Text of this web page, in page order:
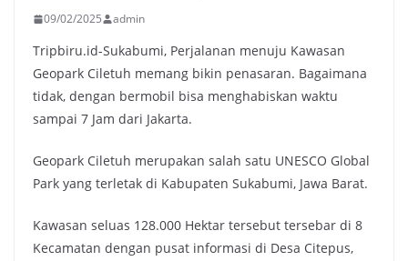
09/02/2025 admin
Tripbiru.id-Sukabumi, Perjalanan menuju Kawasan
Geopark Ciletuh memang bikin penasaran. Bagaimana
tidak, dengan bermobil bisa menghabiskan waktu
sampai 7 Jam dari Jakarta.
Geopark Ciletuh merupakan salah satu UNESCO Global
Park yang terletak di Kabupaten Sukabumi, Jawa Barat.
Kawasan seluas 128.000 Hektar tersebut tersebar di 8
Kecamatan dengan pusat informasi di Desa Citepus,